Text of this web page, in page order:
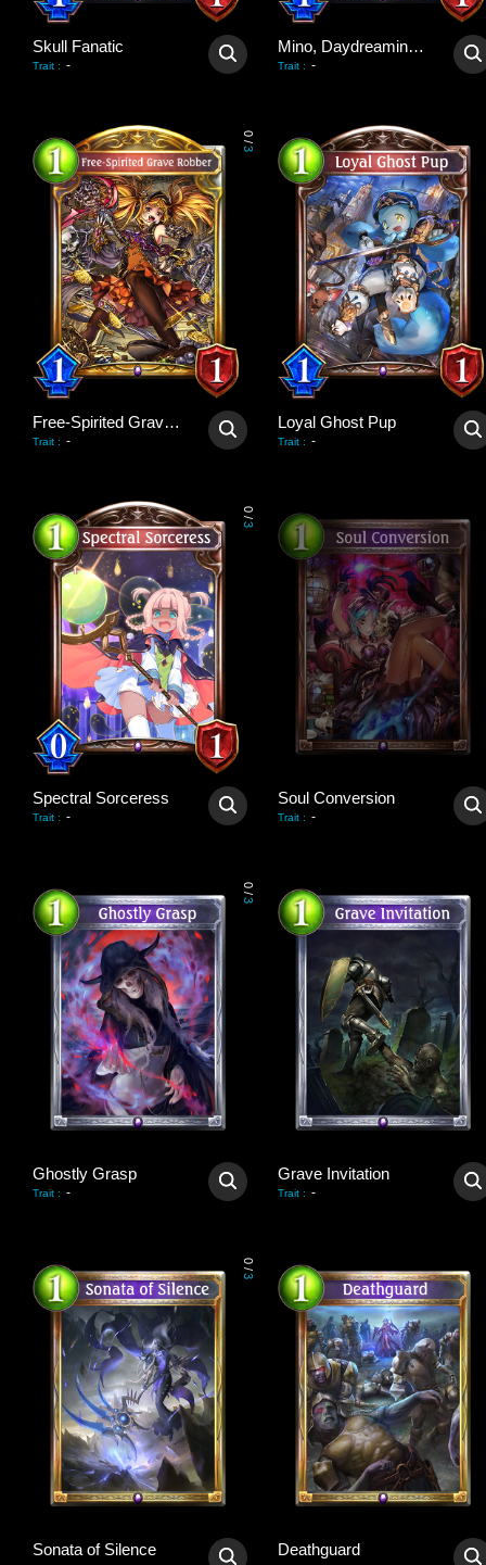
Skull Fanatic
Trait : -
Mino, Daydreaming Reaper
Trait : -
0
/
3
Free-Spirited Grave Robber
Trait : -
Loyal Ghost Pup
Trait : -
0
/
3
Spectral Sorceress
Trait : -
Soul Conversion
Trait : -
0
/
3
Ghostly Grasp
Trait : -
Grave Invitation
Trait : -
0
/
3
Sonata of Silence Deathguard